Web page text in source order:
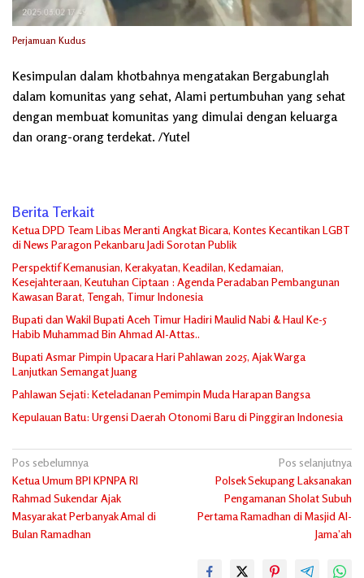
Perjamuan Kudus
Kesimpulan dalam khotbahnya mengatakan Bergabunglah
dalam komunitas yang sehat, Alami pertumbuhan yang sehat
dengan membuat komunitas yang dimulai dengan keluarga
dan orang-orang terdekat. /Yutel
Berita Terkait
Ketua DPD Team Libas Meranti Angkat Bicara, Kontes Kecantikan LGBT
di News Paragon Pekanbaru Jadi Sorotan Publik
Perspektif Kemanusian, Kerakyatan, Keadilan, Kedamaian,
Kesejahteraan, Keutuhan Ciptaan : Agenda Peradaban Pembangunan
Kawasan Barat, Tengah, Timur Indonesia
Bupati dan Wakil Bupati Aceh Timur Hadiri Maulid Nabi & Haul Ke-5
Habib Muhammad Bin Ahmad Al-Attas..
Bupati Asmar Pimpin Upacara Hari Pahlawan 2025, Ajak Warga
Lanjutkan Semangat Juang
Pahlawan Sejati: Keteladanan Pemimpin Muda Harapan Bangsa
Kepulauan Batu: Urgensi Daerah Otonomi Baru di Pinggiran Indonesia
Navigasi
pos
Pos sebelumnya
Ketua Umum BPI KPNPA RI
Rahmad Sukendar Ajak
Masyarakat Perbanyak Amal di
Bulan Ramadhan
Pos selanjutnya
Polsek Sekupang Laksanakan
Pengamanan Sholat Subuh
Pertama Ramadhan di Masjid Al-
Jama’ah